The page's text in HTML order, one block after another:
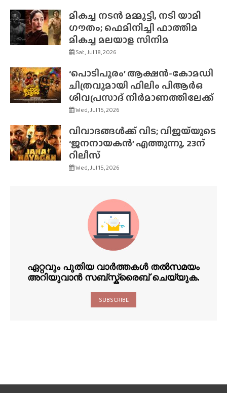
മികച്ച നടൻ മമ്മൂട്ടി, നടി യാമി
ഗൗതം; ഫെമിനിച്ചി ഫാത്തിമ
മികച്ച മലയാള സിനിമ
Sat, Jul 18, 2026
‘പൊടിപൂരം’ ആക്ഷൻ-കോമഡി
ചിത്രവുമായി ഫിലിം പിആർഒ
ശിവപ്രസാദ് നിർമാണത്തിലേക്ക്
Wed, Jul 15, 2026
വിവാദങ്ങൾക്ക് വിട; വിജയ്‌യുടെ
‘ജനനായകൻ’ എത്തുന്നു, 23ന്
റിലീസ്
Wed, Jul 15, 2026
ഏറ്റവും പുതിയ വാർത്തകൾ തൽസമയം
അറിയുവാൻ സബ്സ്ക്രൈബ് ചെയ്യുക.
SUBSCRIBE